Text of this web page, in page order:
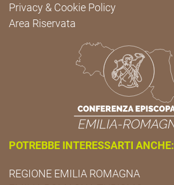
Privacy & Cookie Policy
Area Riservata
POTREBBE INTERESSARTI ANCHE:
REGIONE EMILIA ROMAGNA